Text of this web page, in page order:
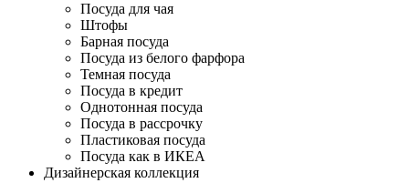
Посуда для чая
Штофы
Барная посуда
Посуда из белого фарфора
Темная посуда
Посуда в кредит
Однотонная посуда
Посуда в рассрочку
Пластиковая посуда
Посуда как в ИКЕА
Дизайнерская коллекция